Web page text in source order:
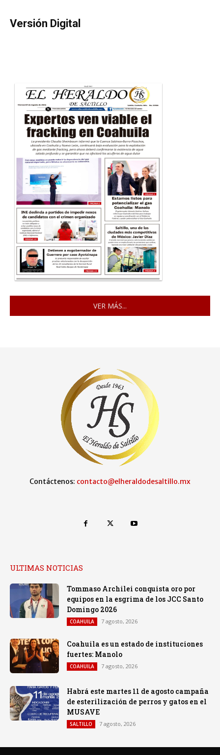
Versión Digital
VER MÁS...
Contáctenos: contacto@elheraldodesaltillo.mx
ULTIMAS NOTICIAS
Tommaso Archilei conquista oro por
equipos en la esgrima de los JCC Santo
Domingo 2026
COAHUILA 7 agosto, 2026
Coahuila es un estado de instituciones
fuertes: Manolo
COAHUILA 7 agosto, 2026
Habrá este martes 11 de agosto campaña
de esterilización de perros y gatos en el
MUSAVE
SALTILLO 7 agosto, 2026